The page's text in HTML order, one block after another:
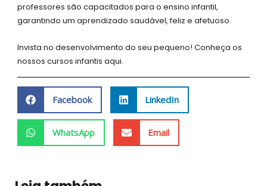
professores são capacitados para o ensino infantil,
garantindo um aprendizado saudável, feliz e afetuoso.
Invista no desenvolvimento do seu pequeno!Conheça os
nossos cursos infantis aqui.
Facebook LinkedIn
WhatsApp Email